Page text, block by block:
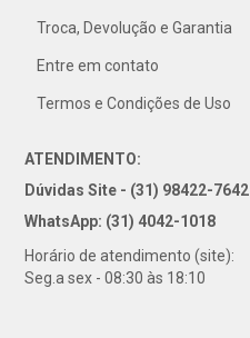
4042-1018
Troca, Devolução e Garantia
Entre em contato
Termos e Condições de Uso
ATENDIMENTO:
Dúvidas Site - (31) 98422-7642
WhatsApp: (31) 4042-1018
Horário de atendimento (site):
Seg.a sex - 08:30 às 18:10